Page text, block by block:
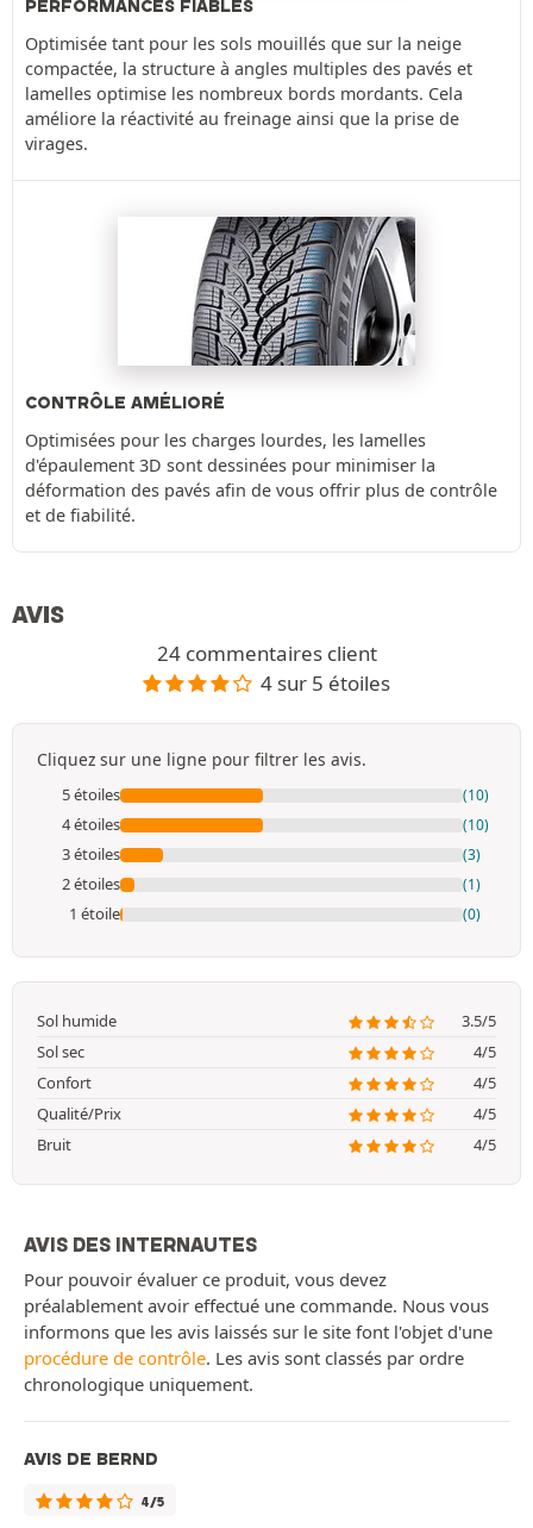
PERFORMANCES FIABLES
Optimisée tant pour les sols mouillés que sur la neige
compactée, la structure à angles multiples des pavés et
lamelles optimise les nombreux bords mordants. Cela
améliore la réactivité au freinage ainsi que la prise de
virages.
CONTRÔLE AMÉLIORÉ
Optimisées pour les charges lourdes, les lamelles
d'épaulement 3D sont dessinées pour minimiser la
déformation des pavés afin de vous offrir plus de contrôle
et de fiabilité.
AVIS
24 commentaires client
4 sur 5 étoiles
Cliquez sur une ligne pour filtrer les avis.
5 étoiles (10)
4 étoiles (10)
3 étoiles (3)
2 étoiles (1)
1 étoile (0)
Sol humide
3.5/5
Sol sec
4/5
Confort
4/5
Qualité/Prix
4/5
Bruit
4/5
AVIS DES INTERNAUTES
Pour pouvoir évaluer ce produit, vous devez
préalablement avoir effectué une commande. Nous vous
informons que les avis laissés sur le site font l'objet d'une
procédure de contrôle. Les avis sont classés par ordre
chronologique uniquement.
AVIS DE BERND
4/5